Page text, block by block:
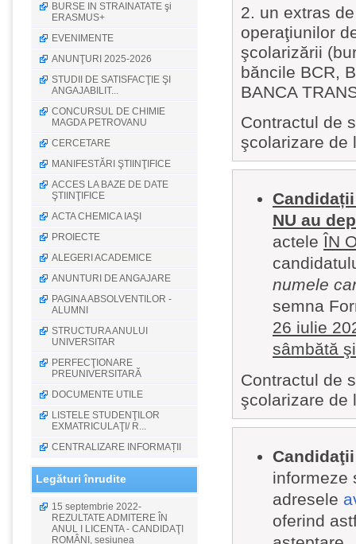
BURSE IN STRAINATATE şi
ERASMUS+
EVENIMENTE
ANUNŢURI 2025-2026
STUDII DE SATISFACŢIE ŞI
ANGAJABILIT...
CONCURSUL DE CHIMIE
MAGDA PETROVANU
CERCETARE
MANIFESTĂRI ŞTIINŢIFICE
ACCES LA BAZE DE DATE
ŞTIINŢIFICE
ACTA CHEMICA IAŞI
PROIECTE
ALEGERI ACADEMICE
ANUNTURI DE ANGAJARE
PAGINA ABSOLVENTILOR -
ALUMNI
STRUCTURA ANULUI
UNIVERSITAR
PERFECŢIONARE
PREUNIVERSITARĂ
DOCUMENTE UTILE
LISTELE STUDENŢILOR
EXMATRICULAŢI/ R...
CENTRALIZARE INFORMAȚII
Legături înrudite
15 septembrie 2022-
REZULTATE ADMITERE ÎN
ANUL I LICENTA - CANDIDAŢI
ROMÂNI, sesiunea
2. un extras
operaţiunilor
şcolarizării
băncile BCR,
BANCA
Contractul de
şcolarizare de
NU au
actele ÎN
numele
semna
26 iulie
sâmbătă
Contractul de
şcolarizare de
informeze
adresele
oferind